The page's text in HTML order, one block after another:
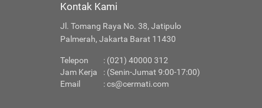
Kontak Kami
Jl. Tomang Raya No. 38, Jatipulo
Palmerah, Jakarta Barat 11430
Telepon
: (021) 40000 312
Jam Kerja
: (Senin-Jumat 9:00-17:00)
Email
:cs@cermati.com